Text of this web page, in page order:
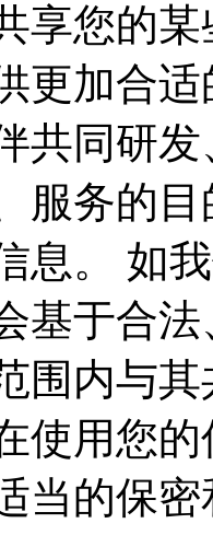
享您的
更加合
共同研
服务的
息。 如
基于合
围内与
使用您
当的保